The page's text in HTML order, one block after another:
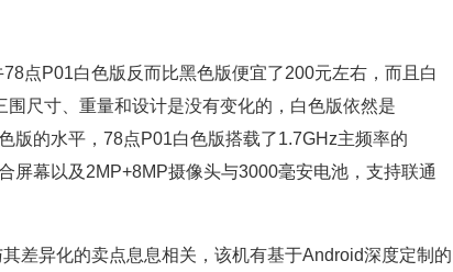
点P01白色版反而比黑色版便宜了200元左右，而且白
尺寸、重量和设计是没有变化的，白色版依然是
版的水平，78点P01白色版搭载了1.7GHz主频率的
屏幕以及2MP+8MP摄像头与3000毫安电池，支持联通
差异化的卖点息息相关，该机有基于Android深度定制的